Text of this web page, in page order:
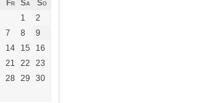
Fr Sa
So
1
2
7 8
9
14 15
16
21 22
23
28 29
30